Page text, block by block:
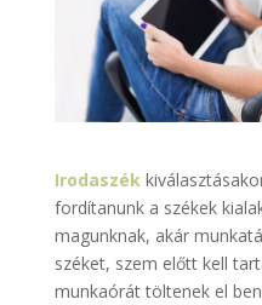
Irodaszék
fordítanunk a székek
magunknak, akár
széket, szem előtt kell
munkaórát töltenek el